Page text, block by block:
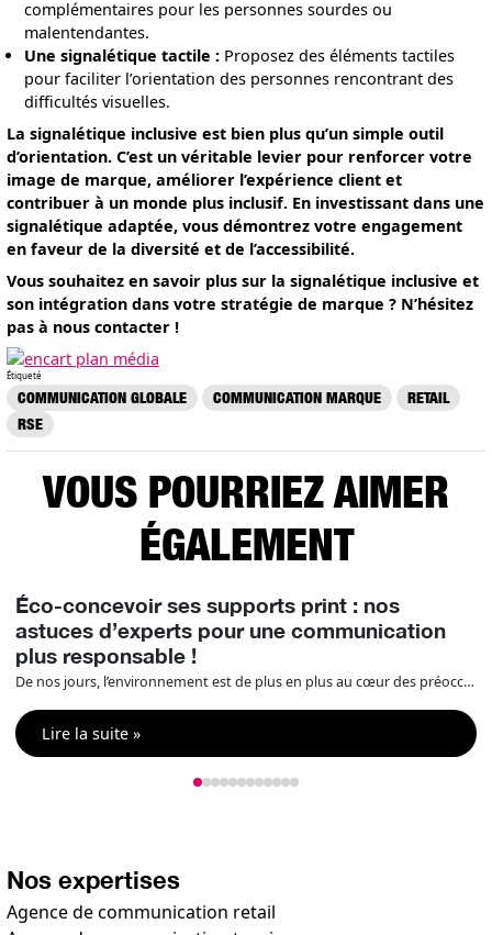
complémentaires pour les personnes sourdes ou
malentendantes.
Une signalétique tactile : Proposez des éléments tactiles
pour faciliter l’orientation des personnes rencontrant des
difficultés visuelles.
La signalétique inclusive est bien plus qu’un simple outil
d’orientation. C’est un véritable levier pour renforcer votre
image de marque, améliorer l’expérience client et
contribuer à un monde plus inclusif. En investissant dans une
signalétique adaptée, vous démontrez votre engagement
en faveur de la diversité et de l’accessibilité.
Vous souhaitez en savoir plus sur la signalétique inclusive et
son intégration dans votre stratégie de marque ? N’hésitez
pas à nous contacter !
Étiqueté
COMMUNICATION GLOBALE COMMUNICATION MARQUE
RETAIL
RSE
VOUS POURRIEZ AIMER
ÉGALEMENT
Éco-concevoir ses supports print : nos
astuces d’experts pour une communication
plus responsable !
De nos jours, l’environnement est de plus en plus au cœur des préoccupations et des engagements RSE des entreprises ce qui fait de l’éco-conception un enjeu majeur. Il est donc essentiel d’intégrer cette dimension à vos projets en print / signalétique / événementiel. Compos’it vous aide et vous donne des outils pour être un expert […]
Lire la suite »
Nos expertises
Agence de communication retail